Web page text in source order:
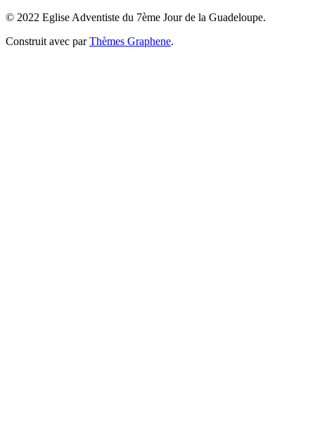
© 2022 Eglise Adventiste du 7ème Jour de la Guadeloupe.
Construit avec parThèmes Graphene.